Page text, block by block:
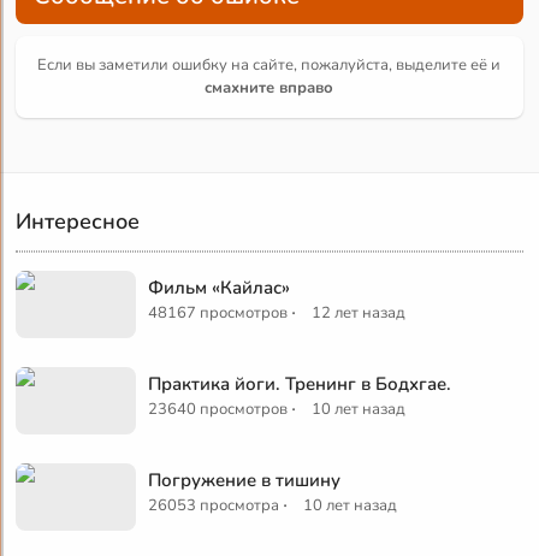
Если вы заметили ошибку на сайте, пожалуйста, выделите её и
смахните вправо
Интересное
Фильм «Кайлас»
48167 просмотров · 12 лет назад
Практика йоги. Тренинг в Бодхгае.
23640 просмотров · 10 лет назад
Погружение в тишину
26053 просмотра · 10 лет назад